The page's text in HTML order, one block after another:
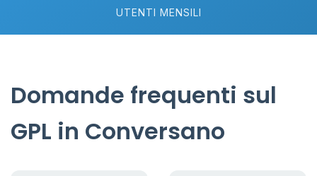
UTENTI MENSILI
Domande frequenti sul
GPL in Conversano